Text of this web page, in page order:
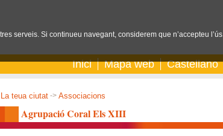
Inici Mapa web Castellano
La teua ciutat -> Associacions
Agrupació Coral Els XIII
serveis. Si continueu navegant, considerem que n’accepteu l’ús.